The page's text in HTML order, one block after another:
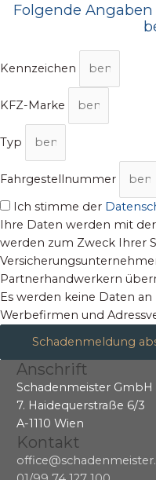
Folgende
Kennzeichen
KFZ-Marke
Typ
Fahrgestellnummer
Ich stimme der
Ihre Daten werden mit
werden zum Zweck Ihrer
Partnerhandwerkern
Es werden keine Daten
Werbefirmen und
Schadenmeldung
Anschrift
Schadenmeister GmbH
7. Haidequerstraße 6/3
A-1110 Wien
Kontakt